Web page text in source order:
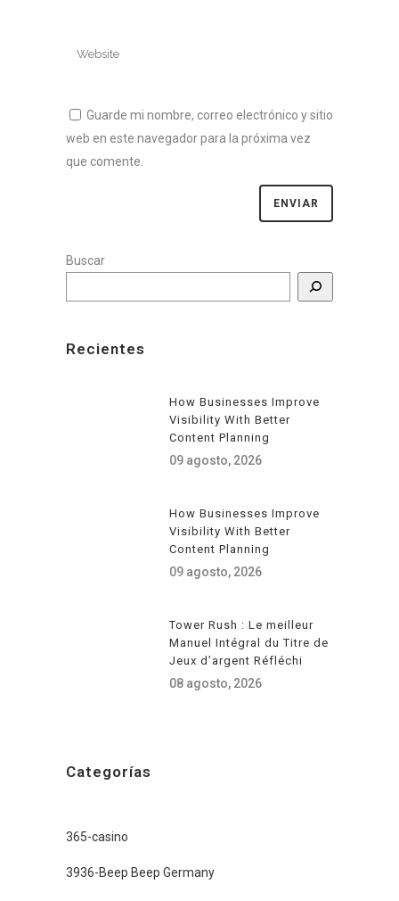
Guarde mi nombre, correo electrónico y sitio
web en este navegador para la próxima vez
que comente.
Buscar
Recientes
How Businesses Improve
Visibility With Better
Content Planning
09 agosto, 2026
How Businesses Improve
Visibility With Better
Content Planning
09 agosto, 2026
Tower Rush : Le meilleur
Manuel Intégral du Titre de
Jeux d’argent Réfléchi
08 agosto, 2026
Categorías
365-casino
3936-Beep Beep Germany